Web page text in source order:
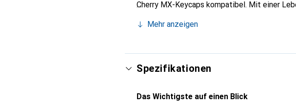
Cherry MX-Keycaps kompatibel. Mit einer
geschmeidiger und dennoch taktiler sind.
den Gateron Red Switches handelt es sich
leichtgängig und erlauben eine sehr schnelle
nicht spürbar und auch ein hörbares Klicken
Mehr anzeigen
Spezifikationen
Das Wichtigste auf einen Blick